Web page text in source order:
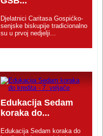
Djelatnici Caritasa Gospićko-
senjske biskupije tradicionalno
su u prvoj nedjelji...
Edukacija Sedam
koraka do...
Edukacija Sedam koraka do